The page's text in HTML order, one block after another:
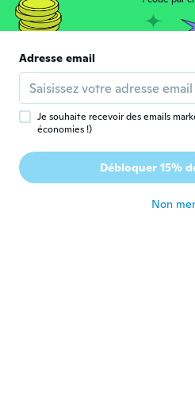
N Nicola
Inscrit depuis 2020 · 12
il y a 5 ans
M Ms
Inscrit depuis 2017 · 168
More beautiful in
Adresse email
Je souhaite recevoir des emails
économies !)
Débloquer 15%
Non